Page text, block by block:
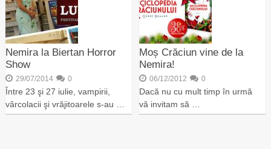
Nemira la Biertan Horror
Show
29/07/2014 0
Între 23 şi 27 iulie, vampirii,
vârcolacii şi vrăjitoarele s-au …
Moș Crăciun vine de la
Nemira!
06/12/2012 0
Dacă nu cu mult timp în urmă
vă invitam să …